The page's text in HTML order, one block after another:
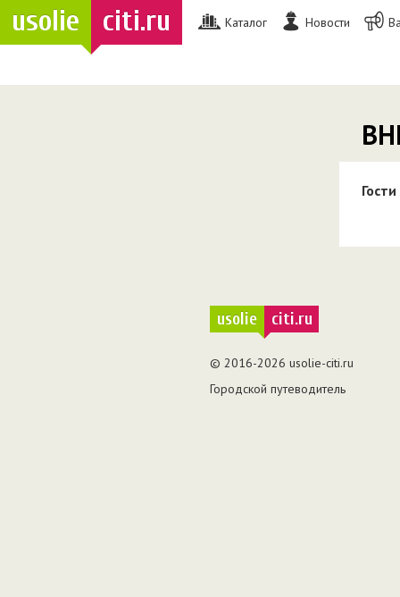
usolie citi.ru Каталог Новости
Гости
usolie citi.ru
© 2016-2026 usolie-citi.ru
Городской путеводитель